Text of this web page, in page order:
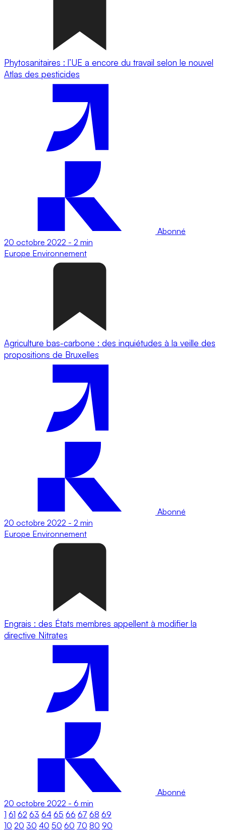
Phytosanitaires : l’UE a encore du travail selon le nouvel
Atlas des pesticides
Abonné
20 octobre 2022 - 2 min
Europe Environnement
Agriculture bas-carbone : des inquiétudes à la veille des
propositions de Bruxelles
Abonné
20 octobre 2022 - 2 min
Europe Environnement
Engrais : des États membres appellent à modifier la
directive Nitrates
Abonné
20 octobre 2022 - 6 min
1 61 62 63 64 65 66 67 68 69
10 20 30 40 50 60 70 80 90